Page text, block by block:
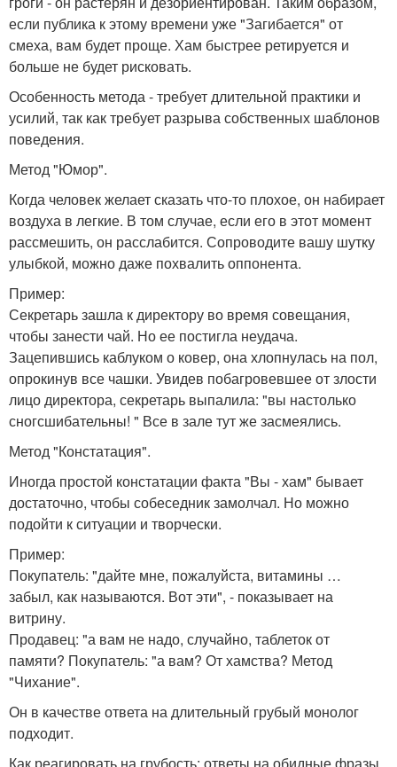
если публика к этому времени уже "Загибается" от
смеха, вам будет проще. Хам быстрее ретируется и
больше не будет рисковать.
Особенность метода - требует длительной практики и
усилий, так как требует разрыва собственных шаблонов
поведения.
Метод "Юмор".
Когда человек желает сказать что-то плохое, он набирает
воздуха в легкие. В том случае, если его в этот момент
рассмешить, он расслабится. Сопроводите вашу шутку
улыбкой, можно даже похвалить оппонента.
Пример:
Секретарь зашла к директору во время совещания,
чтобы занести чай. Но ее постигла неудача.
Зацепившись каблуком о ковер, она хлопнулась на пол,
опрокинув все чашки. Увидев побагровевшее от злости
лицо директора, секретарь выпалила: "вы настолько
сногсшибательны! " Все в зале тут же засмеялись.
Метод "Констатация".
Иногда простой констатации факта "Вы - хам" бывает
достаточно, чтобы собеседник замолчал. Но можно
подойти к ситуации и творчески.
Пример:
Покупатель: "дайте мне, пожалуйста, витамины …
забыл, как называются. Вот эти", - показывает на
витрину.
Продавец: "а вам не надо, случайно, таблеток от
памяти? Покупатель: "а вам? От хамства? Метод
"Чихание".
Он в качестве ответа на длительный грубый монолог
подходит.